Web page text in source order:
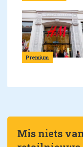
Premium
Mis niets